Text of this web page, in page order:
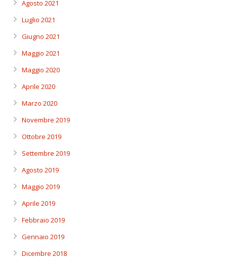
Agosto 2021
Luglio 2021
Giugno 2021
Maggio 2021
Maggio 2020
Aprile 2020
Marzo 2020
Novembre 2019
Ottobre 2019
Settembre 2019
Agosto 2019
Maggio 2019
Aprile 2019
Febbraio 2019
Gennaio 2019
Dicembre 2018